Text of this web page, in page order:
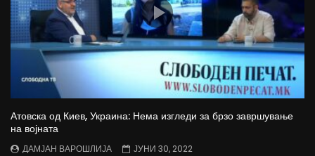
Атовска од Киев, Украина: Нема изгледи за брзо завршување
на војната
ДАМЈАН ВАРОШЛИЈА
ЈУНИ 30, 2022